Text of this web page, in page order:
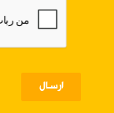
ارسـال